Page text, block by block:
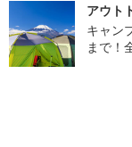
アウト
キャン
まで！